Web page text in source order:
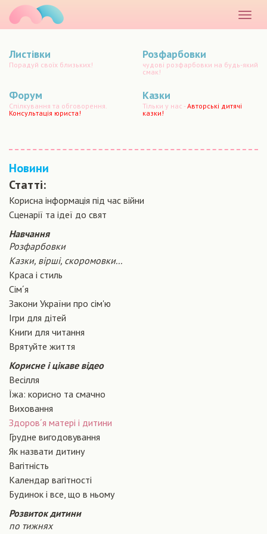
меню
Листівки
Порадуй своїх близьких!
Розфарбовки
чудові розфарбовки на будь-який
смак!
Форум
Спілкування та обговорення.
Консультація юриста!
Казки
Тільки у нас -Авторські дитячі
казки!
Новини
Статті:
Корисна інформація під час війни
Сценарiї та iдеї до свят
Навчання
Розфарбовки
Казки, вірші, скоромовки...
Краса і стиль
Сiм´я
Закони України про сiм'ю
Ігри для дітей
Книги для читання
Врятуйте життя
Корисне і цікаве відео
Весілля
Їжа: корисно та смачно
Виховання
Здоров´я матері і дитини
Грудне вигодовування
Як назвати дитину
Вагiтнiсть
Календар вагітності
Будинок і все, що в ньому
Розвиток дитини
по тижнях